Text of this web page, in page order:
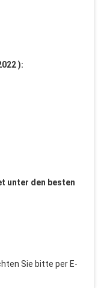
):
unter den besten
Sie bitte per E-